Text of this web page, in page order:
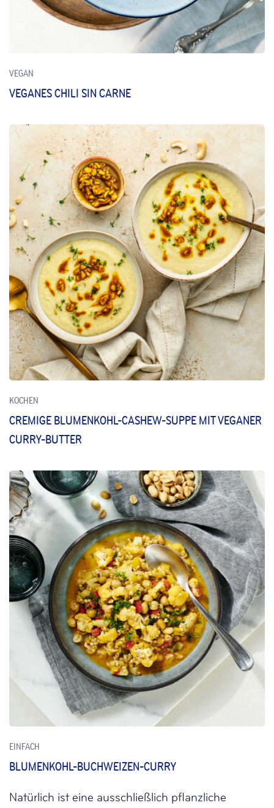
VEGAN
VEGANES CHILI SIN CARNE
KOCHEN
CREMIGE BLUMENKOHL-CASHEW-SUPPE MIT VEGANER
CURRY-BUTTER
EINFACH
BLUMENKOHL-BUCHWEIZEN-CURRY
Natürlich ist eine ausschließlich pflanzliche